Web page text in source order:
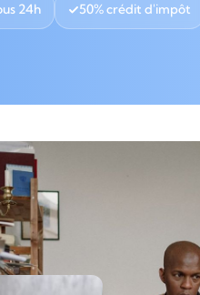
24h 50% crédit d'impôt